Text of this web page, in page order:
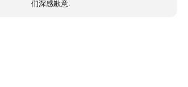
们深感歉意.